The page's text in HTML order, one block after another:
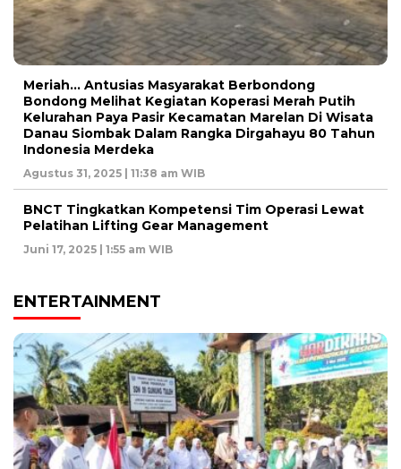
Meriah… Antusias Masyarakat Berbondong
Bondong Melihat Kegiatan Koperasi Merah Putih
Kelurahan Paya Pasir Kecamatan Marelan Di Wisata
Danau Siombak Dalam Rangka Dirgahayu 80 Tahun
Indonesia Merdeka
Agustus 31, 2025 | 11:38 am WIB
BNCT Tingkatkan Kompetensi Tim Operasi Lewat
Pelatihan Lifting Gear Management
Juni 17, 2025 | 1:55 am WIB
ENTERTAINMENT